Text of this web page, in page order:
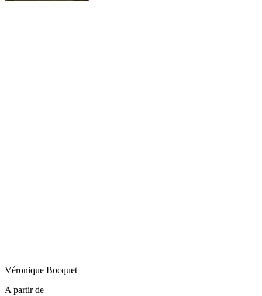
Véronique Bocquet
A partir de